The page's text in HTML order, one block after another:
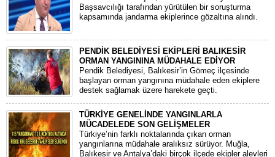
Başsavcılığı tarafından yürütülen bir soruşturma
kapsamında jandarma ekiplerince gözaltına alındı.
PENDİK BELEDİYESİ EKİPLERİ BALIKESİR
ORMAN YANGININA MÜDAHALE EDİYOR
Pendik Belediyesi, Balıkesir’in Gömeç ilçesinde
başlayan orman yangınına müdahale eden ekiplere
destek sağlamak üzere harekete geçti.
TÜRKİYE GENELİNDE YANGINLARLA
MÜCADELEDE SON GELİŞMELER
​Türkiye’nin farklı noktalarında çıkan orman
yangınlarına müdahale aralıksız sürüyor. Muğla,
Balıkesir ve Antalya’daki birçok ilçede ekipler alevleri